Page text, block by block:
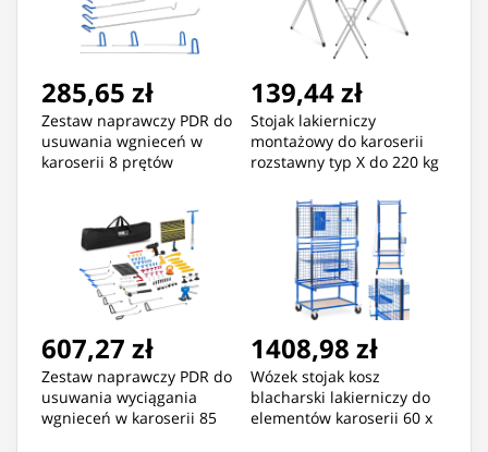
285,65 zł
Zestaw naprawczy PDR do
usuwania wgnieceń w
karoserii 8 prętów
139,44 zł
Stojak lakierniczy
montażowy do karoserii
rozstawny typ X do 220 kg
607,27 zł
Zestaw naprawczy PDR do
usuwania wyciągania
wgnieceń w karoserii 85
1408,98 zł
Wózek stojak kosz
blacharski lakierniczy do
elementów karoserii 60 x